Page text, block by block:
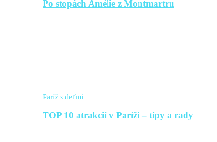
Po stopách Amélie z Montmartru
Paríž s deťmi
TOP 10 atrakcií v Paríži – tipy a rady